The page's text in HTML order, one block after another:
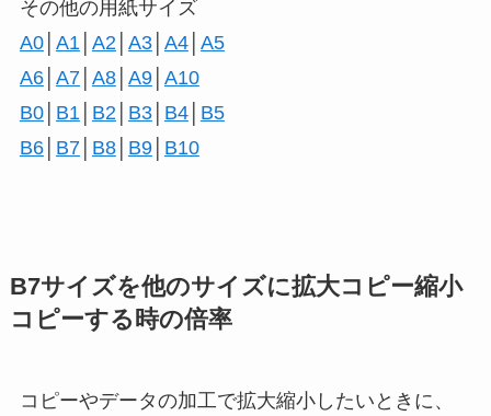
その他の用紙サイズ
A0│ A1│ A2│ A3│ A4│ A5
A6│ A7│ A8│ A9│ A10
B0│ B1│ B2│ B3│ B4│ B5
B6│ B7│ B8│ B9│ B10
B7サイズを他のサイズに拡大コピー縮小
コピーする時の倍率
コピーやデータの加工で拡大縮小したいときに、